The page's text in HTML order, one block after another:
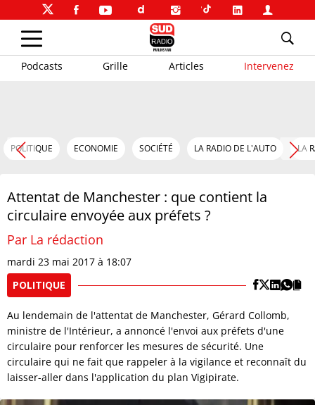
Podcasts Grille Articles Intervenez
POLITIQUE ECONOMIE SOCIÉTÉ LA RADIO DE L'AUTO LA
Attentat de Manchester : que contient la
circulaire envoyée aux préfets ?
Par La rédaction
mardi 23 mai 2017 à 18:07
POLITIQUE
Au lendemain de l'attentat de Manchester, Gérard Collomb,
ministre de l'Intérieur, a annoncé l'envoi aux préfets d'une
circulaire pour renforcer les mesures de sécurité. Une
circulaire qui ne fait que rappeler à la vigilance et reconnaît du
laisser-aller dans l'application du plan Vigipirate.